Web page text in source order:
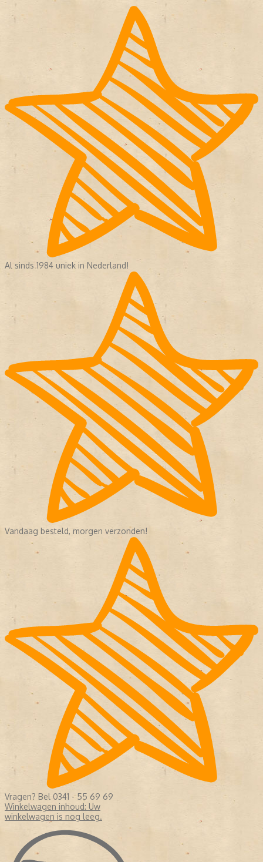
Al sinds 1984 uniek in Nederland!
Vandaag besteld, morgen verzonden!
Vragen? Bel 0341 - 55 69 69
Winkelwagen inhoud: Uw
winkelwagen is nog leeg.